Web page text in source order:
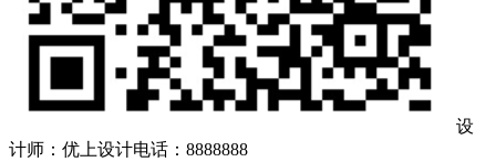
设
计师：优上设计电话：8888888